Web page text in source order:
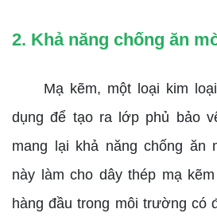
2. Khả năng chống ăn
Mạ kẽm, một loại kim loại
dụng để tạo ra lớp phủ bảo
mang lại khả năng chống ăn
này làm cho dây thép mạ
hàng đầu trong môi trường có